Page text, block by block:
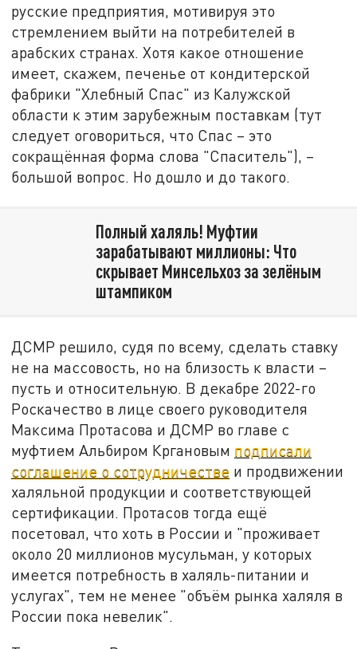
русские предприятия, мотивируя это
стремлением выйти на потребителей в
арабских странах. Хотя какое отношение
имеет, скажем, печенье от кондитерской
фабрики "Хлебный Спас" из Калужской
области к этим зарубежным поставкам (тут
следует оговориться, что Спас – это
сокращённая форма слова "Спаситель"), –
большой вопрос. Но дошло и до такого.
Полный халяль! Муфтии
зарабатывают миллионы: Что
скрывает Минсельхоз за зелёным
штампиком
ДСМР решило, судя по всему, сделать ставку
не на массовость, но на близость к власти –
пусть и относительную. В декабре 2022-го
Роскачество в лице своего руководителя
Максима Протасова и ДСМР во главе с
муфтием Альбиром Кргановым подписали
соглашение о сотрудничестве и продвижении
халяльной продукции и соответствующей
сертификации. Протасов тогда ещё
посетовал, что хоть в России и "проживает
около 20 миллионов мусульман, у которых
имеется потребность в халяль-питании и
услугах", тем не менее "объём рынка халяля в
России пока невелик".